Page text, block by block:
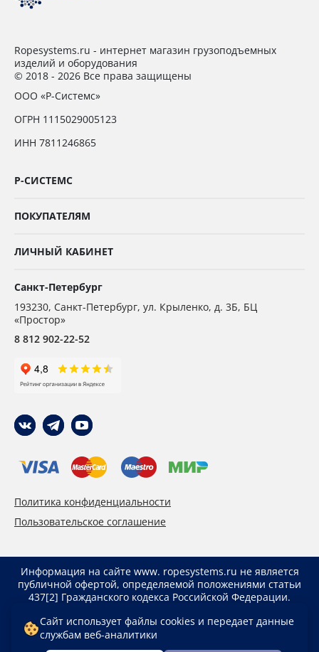
Ropesystems.ru - интернет магазин грузоподъемных
изделий и оборудования
© 2018 - 2026 Все права защищены
ООО «Р-Системс»
ОГРН 1115029005123
ИНН 7811246865
Р-СИСТЕМС
ПОКУПАТЕЛЯМ
ЛИЧНЫЙ КАБИНЕТ
Санкт-Петербург
193230, Санкт-Петербург, ул. Крыленко, д. 3Б, БЦ
«Простор»
8 812 902-22-52
Политика конфиденциальности
Пользовательское соглашение
Информация на сайте www. ropesystems.ru не является
публичной офертой, определяемой положениями статьи
437[2] Гражданского кодекса Российской Федерации.
заказа через интернет-магазин www. ropesystems.ru.
Цены при оформлении заказа иным способом могут
отличаться от указанных на сайте.
Сайт использует файлы cookies и передает данные
службам веб-аналитики